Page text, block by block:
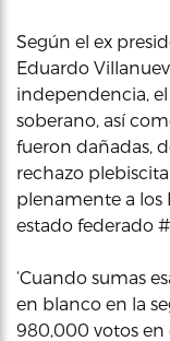
Según el ex
Eduardo
independencia, el
soberano, así
fueron dañadas,
rechazo
plenamente a los
estado federado
‘Cuando sumas
en blanco en la
980,000 votos en